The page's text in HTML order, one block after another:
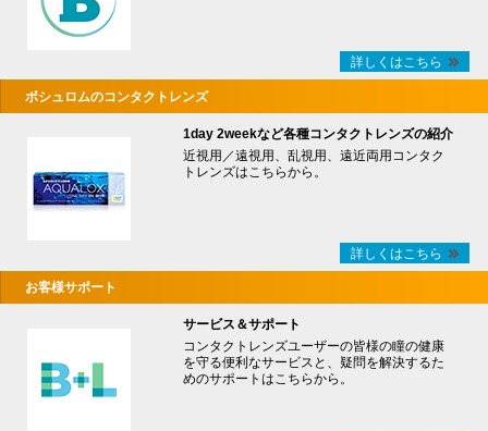
詳しくはこちら
ボシュロムのコンタクトレンズ
1day 2weekなど各種コンタクトレンズの紹介
近視用／遠視用、乱視用、遠近両用コンタク
トレンズはこちらから。
詳しくはこちら
お客様サポート
サービス＆サポート
コンタクトレンズユーザーの皆様の瞳の健康
を守る便利なサービスと、疑問を解決するた
めのサポートはこちらから。